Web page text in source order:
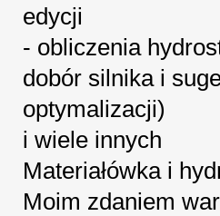
edycji
- obliczenia
dobór silnika i
optymalizacji)
i wiele innych
Materiałówka i
Moim zdaniem